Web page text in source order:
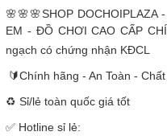
🌸🌸🌸SHOP DOCHOIPLAZA
EM - ĐỒ CHƠI CAO CẤP
ngạch có chứng nhận KĐCL
🔰Chính hãng - An Toàn -
♻ ️ Sỉ/lẻ toàn quốc giá tốt
✅ Hotline sỉ lẻ: